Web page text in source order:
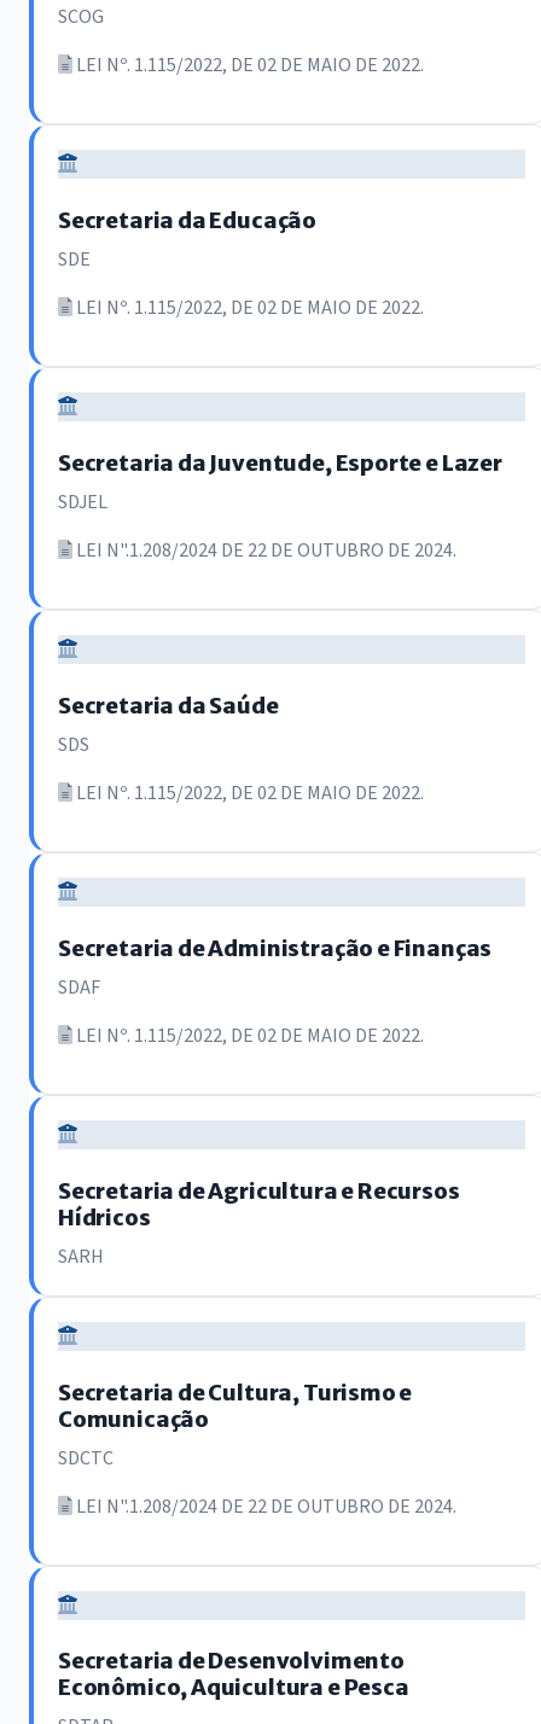
SCOG
LEI Nº. 1.115/2022, DE 02 DE MAIO DE 2022.
Secretaria da Educação
SDE
LEI Nº. 1.115/2022, DE 02 DE MAIO DE 2022.
Secretaria da Juventude, Esporte e Lazer
SDJEL
LEI N".1.208/2024 DE 22 DE OUTUBRO DE 2024.
Secretaria da Saúde
SDS
LEI Nº. 1.115/2022, DE 02 DE MAIO DE 2022.
Secretaria de Administração e Finanças
SDAF
LEI Nº. 1.115/2022, DE 02 DE MAIO DE 2022.
Secretaria de Agricultura e Recursos
Hídricos
SARH
Secretaria de Cultura, Turismo e
Comunicação
SDCTC
LEI N".1.208/2024 DE 22 DE OUTUBRO DE 2024.
Secretaria de Desenvolvimento
Econômico, Aquicultura e Pesca